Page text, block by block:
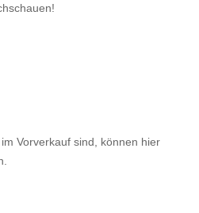
Vorverkauf sind, können hier